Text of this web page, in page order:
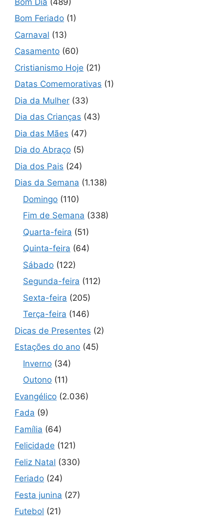
Bom Feriado (1)
Carnaval (13)
Casamento (60)
Cristianismo Hoje (21)
Datas Comemorativas (1)
Dia da Mulher (33)
Dia das Crianças (43)
Dia das Mães (47)
Dia do Abraço (5)
Dia dos Pais (24)
Dias da Semana (1.138)
Domingo (110)
Fim de Semana (338)
Quarta-feira (51)
Quinta-feira (64)
Sábado (122)
Segunda-feira (112)
Sexta-feira (205)
Terça-feira (146)
Dicas de Presentes (2)
Estações do ano (45)
Inverno (34)
Outono (11)
Evangélico (2.036)
Fada (9)
Família (64)
Felicidade (121)
Feliz Natal (330)
Feriado (24)
Festa junina (27)
Futebol (21)